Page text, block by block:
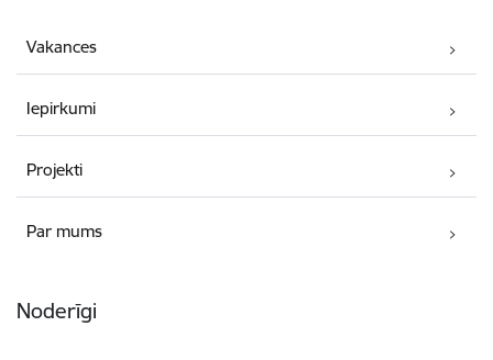
Vakances
Iepirkumi
Projekti
Par mums
Noderīgi